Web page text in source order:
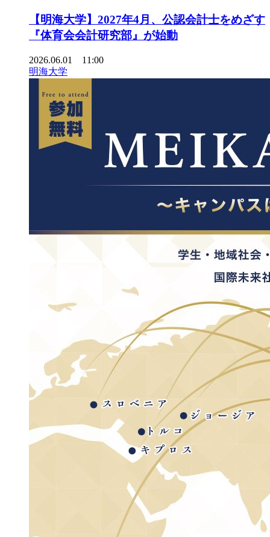
【明海大学】2027年4月、公認会計士をめざす
『体育会会計研究部』が始動
2026.06.01 11:00
明海大学